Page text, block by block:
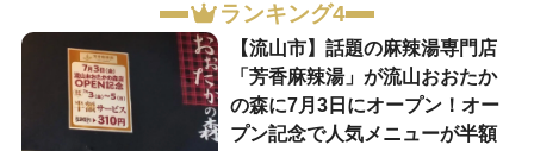
ランキング4
【流山市】話題の麻辣湯専門店
「芳香麻辣湯」が流山おおたか
の森に7月3日にオープン！オー
プン記念で人気メニューが半額